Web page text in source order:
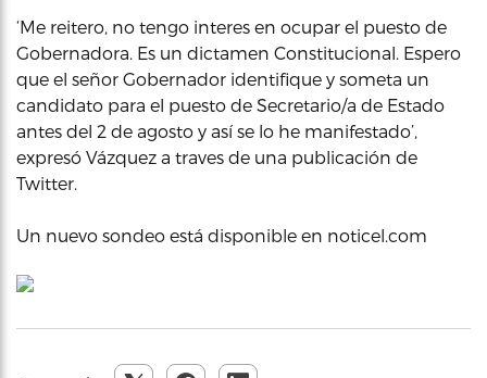
‘Me reitero, no tengo interes en ocupar el puesto de
Gobernadora. Es un dictamen Constitucional. Espero
que el señor Gobernador identifique y someta un
candidato para el puesto de Secretario/a de Estado
antes del 2 de agosto y así se lo he manifestado’,
expresó Vázquez a traves de una publicación de
Twitter.
Un nuevo sondeo está disponible en noticel.com